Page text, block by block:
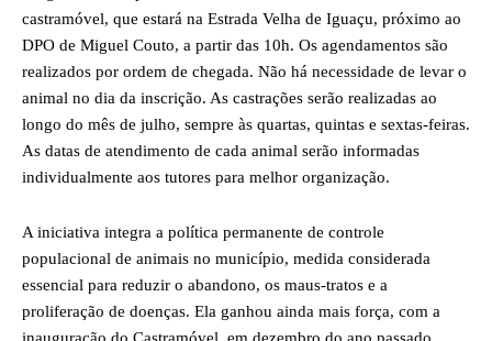
castramóvel, que estará na Estrada Velha de Iguaçu, próximo ao
DPO de Miguel Couto, a partir das 10h. Os agendamentos são
realizados por ordem de chegada. Não há necessidade de levar o
animal no dia da inscrição. As castrações serão realizadas ao
longo do mês de julho, sempre às quartas, quintas e sextas-feiras.
As datas de atendimento de cada animal serão informadas
individualmente aos tutores para melhor organização.
A iniciativa integra a política permanente de controle
populacional de animais no município, medida considerada
essencial para reduzir o abandono, os maus-tratos e a
proliferação de doenças. Ela ganhou ainda mais força, com a